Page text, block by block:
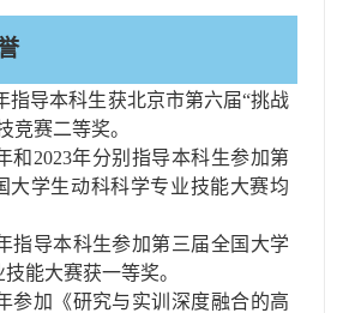
指导本科生获北京市第六届“挑战
竞赛二等奖。
和 2023年分别 指导本科生参加第
大学生动科科学专业技能大赛均
指导本科生参加第三届全国大学
能大赛获一等奖。
参加《研究与实训深度融合的高